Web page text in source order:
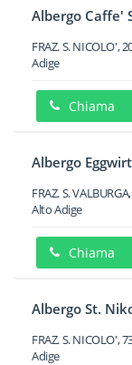
Albergo Caffe'
FRAZ. S. NICOLO',
Adige
Chiama
Albergo
FRAZ. S.
Alto Adige
Chiama
Albergo St.
FRAZ. S. NICOLO',
Adige